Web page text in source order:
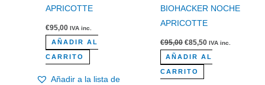
APRICOTTE
€95,00 IVA inc.
AÑADIR AL
CARRITO
Añadir a la lista de
BIOHACKER NOCHE
APRICOTTE
€95,00 €85,50 IVA inc.
AÑADIR AL
CARRITO